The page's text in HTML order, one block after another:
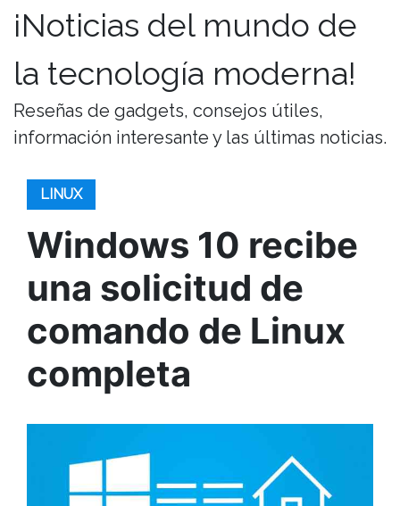
¡Noticias del mundo de
la tecnología moderna!
Reseñas de gadgets, consejos útiles,
información interesante y las últimas noticias.
LINUX
Windows 10 recibe
una solicitud de
comando de Linux
completa